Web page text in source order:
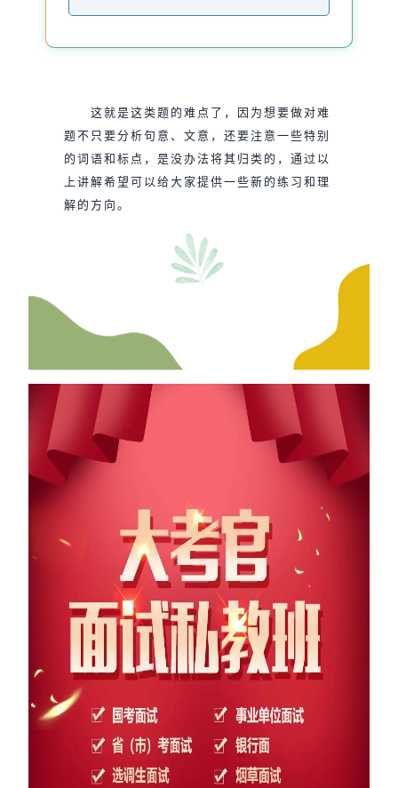
这就是这类题的难点了，因为想要做对难
题不只要分析句意、文意，还要注意一些特别
的词语和标点，是没办法将其归类的，通过以
上讲解希望可以给大家提供一些新的练习和理
解的方向。